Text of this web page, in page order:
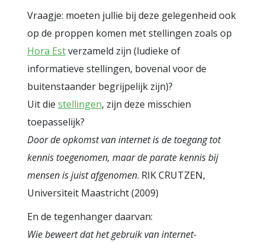
Vraagje: moeten jullie bij deze gelegenheid ook
op de proppen komen met stellingen zoals op
Hora Estverzameld zijn (ludieke of
informatieve stellingen, bovenal voor de
buitenstaander begrijpelijk zijn)?
Uit die stellingen, zijn deze misschien
toepasselijk?
Door de opkomst van internet is de toegang tot
kennis toegenomen, maar de parate kennis bij
mensen is juist afgenomen. RIK CRUTZEN,
Universiteit Maastricht (2009)
En de tegenhanger daarvan:
Wie beweert dat het gebruik van internet-